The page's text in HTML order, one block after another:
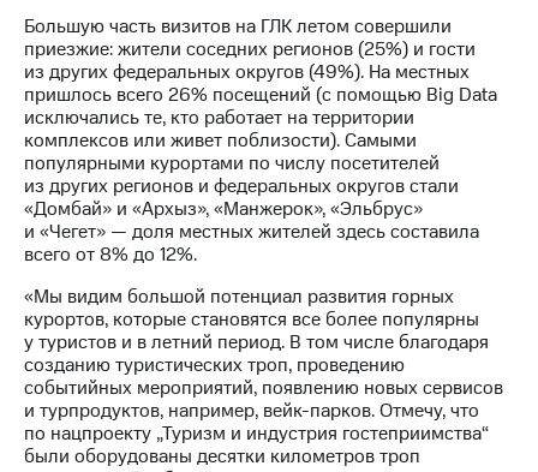
Большую часть визитов на ГЛК летом совершили
приезжие: жители соседних регионов (25%) и гости
из других федеральных округов (49%). На местных
пришлось всего 26% посещений (с помощью Big Data
исключались те, кто работает на территории
комплексов или живет поблизости). Самыми
популярными курортами по числу посетителей
из других регионов и федеральных округов стали
«Домбай» и «Архыз», «Манжерок», «Эльбрус»
и «Чегет» — доля местных жителей здесь составила
всего от 8% до 12%.
«Мы видим большой потенциал развития горных
курортов, которые становятся все более популярны
у туристов и в летний период. В том числе благодаря
созданию туристических троп, проведению
событийных мероприятий, появлению новых сервисов
и турпродуктов, например, вейк-парков. Отмечу, что
по нацпроекту „Туризм и индустрия гостеприимства“
были оборудованы десятки километров троп